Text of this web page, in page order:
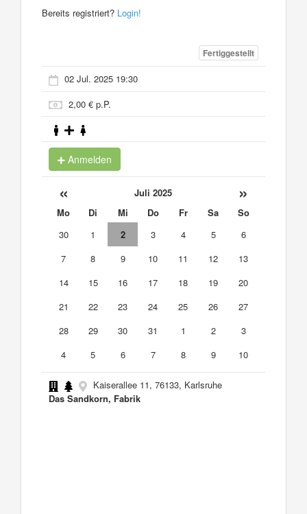
Bereits registriert? Login!
Fertiggestellt
02 Jul. 2025 19:30
2,00 € p.P.
Anmelden
« Juli 2025 »
Mo Di Mi Do Fr Sa
So
30
1 2 3 4 5
6
7
8 9 10 11 12
13
14
15 16 17 18 19
20
21
22 23 24 25 26
27
28
29 30 31 1 2
3
4
5 6 7 8 9 10
Kaiserallee 11, 76133, Karlsruhe
Das Sandkorn, Fabrik